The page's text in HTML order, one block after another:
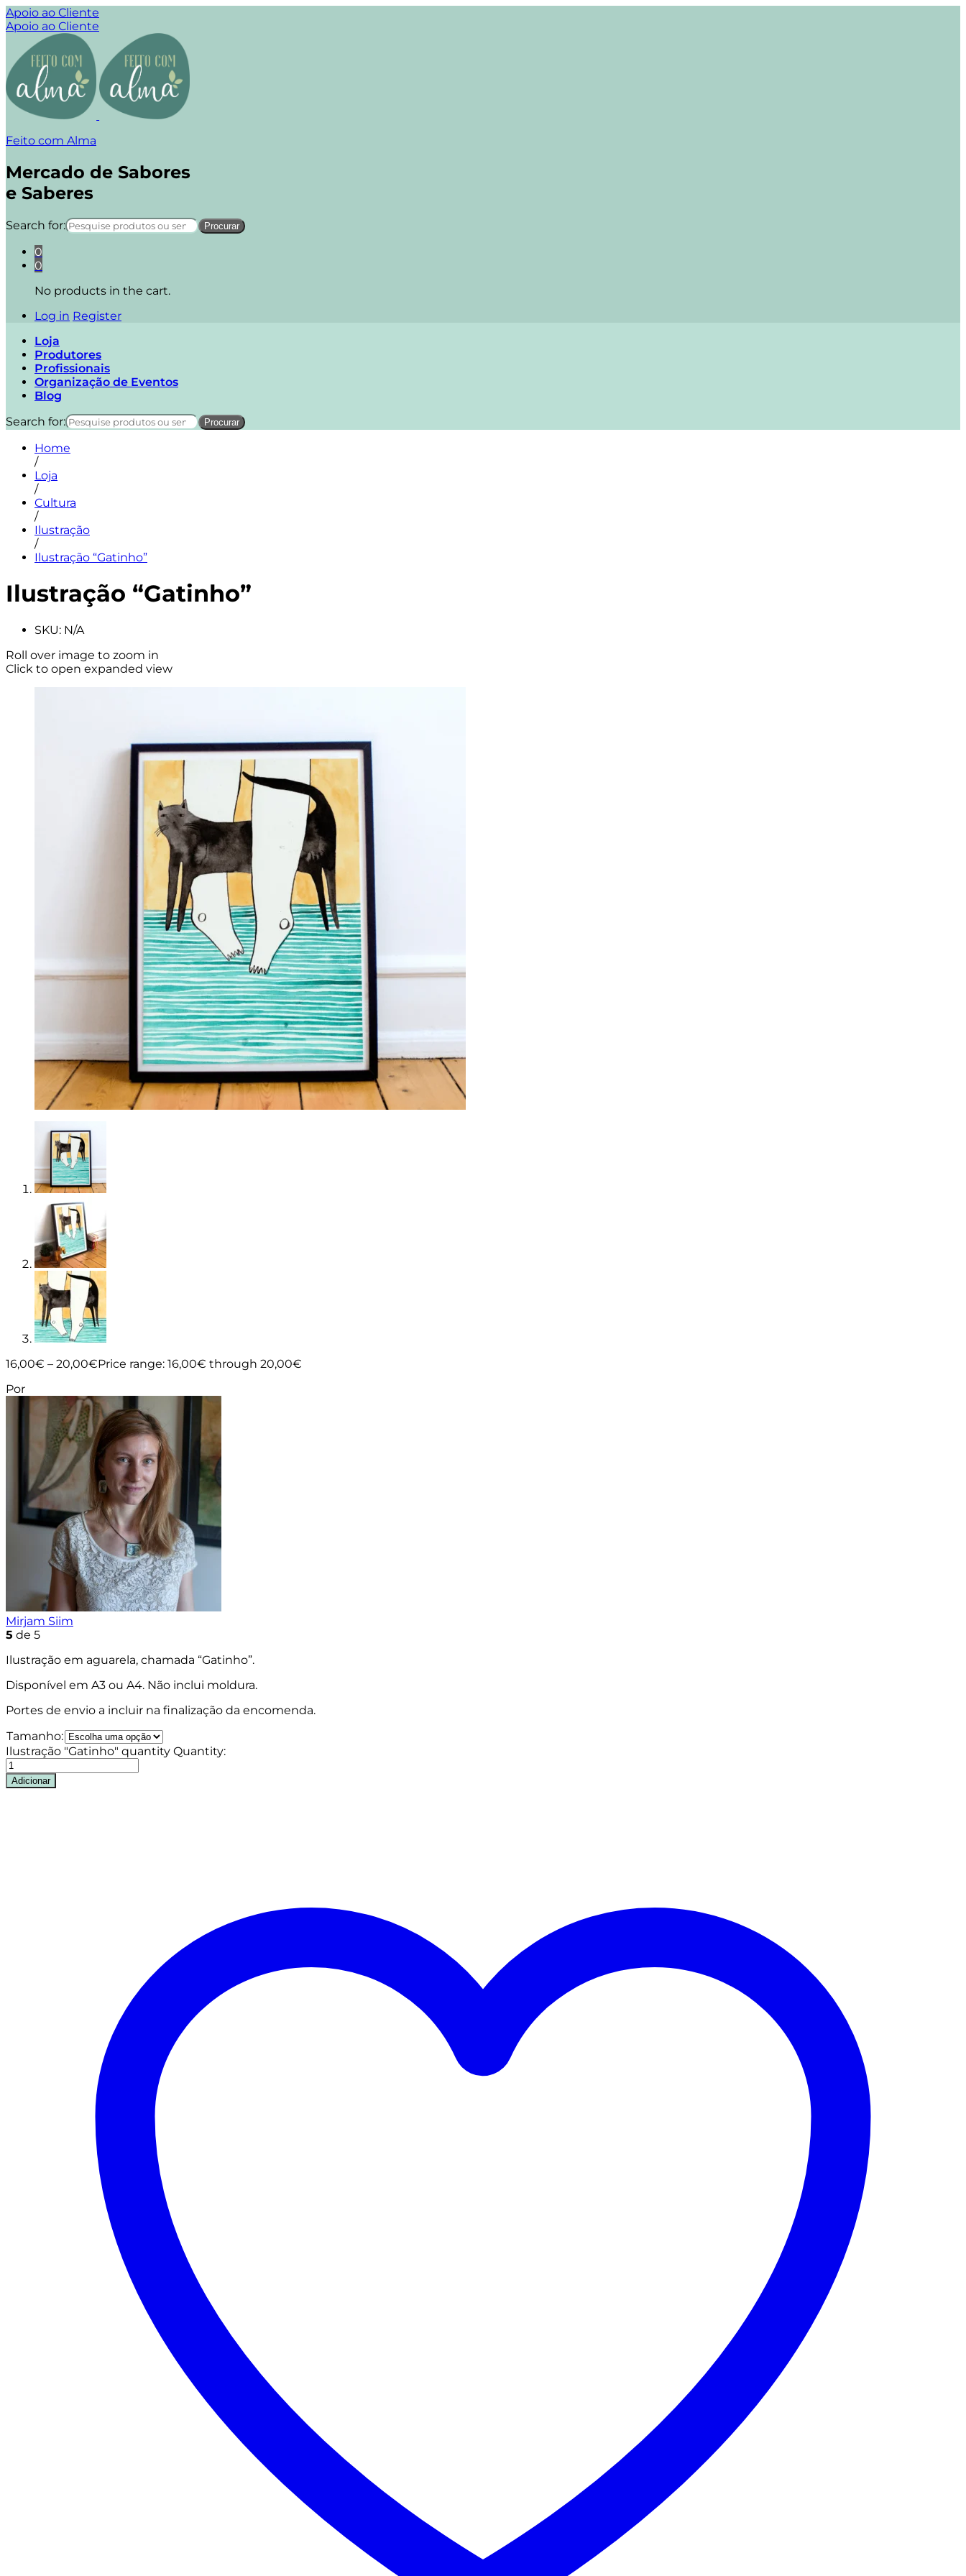
Apoio ao Cliente
Apoio ao Cliente
Feito com Alma
Mercado de Sabores
e Saberes
Search for:
0
0
No products in the cart.
Log in Register
Loja
Produtores
Profissionais
Organização de Eventos
Blog
Search for:
Home
/
Loja
/
Cultura
/
Ilustração
/
Ilustração “Gatinho”
Ilustração “Gatinho”
SKU: N/A
Roll over image to zoom in
Click to open expanded view
16,00€ – 20,00€Price range: 16,00€ through 20,00€
Por
Mirjam Siim
5 de 5
Ilustração em aguarela, chamada “Gatinho”.
Disponível em A3 ou A4. Não inclui moldura.
Portes de envio a incluir na finalização da encomenda.
Tamanho:
Ilustração "Gatinho" quantity Quantity:
Adicionar